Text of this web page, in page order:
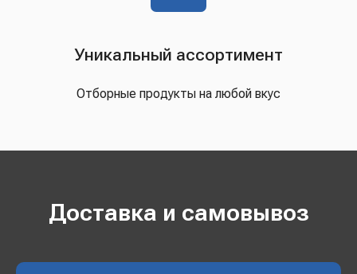
Уникальный ассортимент
Отборные продукты на любой вкус
Доставка и самовывоз